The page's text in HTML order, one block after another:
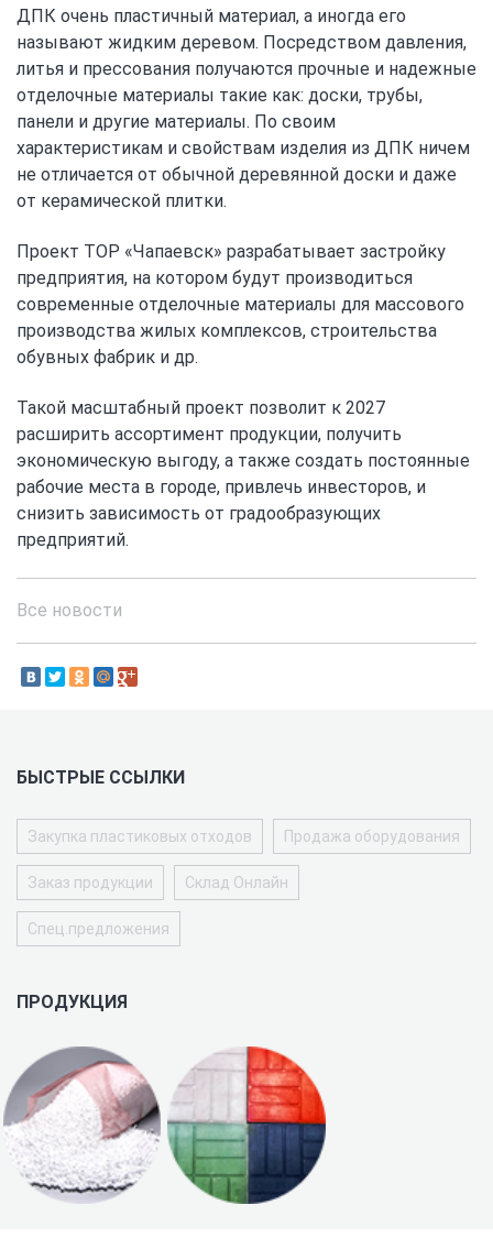
ДПК очень пластичный материал, а иногда его
называют жидким деревом. Посредством давления,
литья и прессования получаются прочные и надежные
отделочные материалы такие как: доски, трубы,
панели и другие материалы. По своим
характеристикам и свойствам изделия из ДПК ничем
не отличается от обычной деревянной доски и даже
от керамической плитки.
Проект ТОР «Чапаевск» разрабатывает застройку
предприятия, на котором будут производиться
современные отделочные материалы для массового
производства жилых комплексов, строительства
обувных фабрик и др.
Такой масштабный проект позволит к 2027
расширить ассортимент продукции, получить
экономическую выгоду, а также создать постоянные
рабочие места в городе, привлечь инвесторов, и
снизить зависимость от градообразующих
предприятий.
Все новости
БЫСТРЫЕ ССЫЛКИ
Закупка пластиковых отходов Продажа оборудования
Заказ продукции Склад Онлайн
Спец.предложения
ПРОДУКЦИЯ